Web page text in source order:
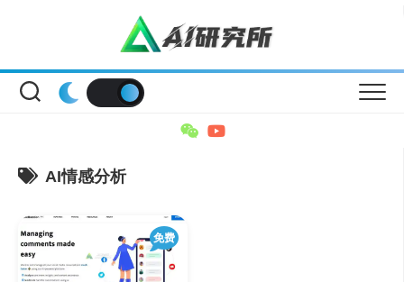
AI情感分析
免费